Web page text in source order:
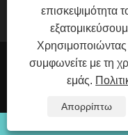
Συνδέσεις|Sitemap
Πνευματικά δικαιώματα
Ltd. - Ανταλλακτικά
επενδύσεων,
επισκεψιμότητα
Χρησιμοποιώντας
συμφωνείτε με τη
εμάς.
Απορρίπτω